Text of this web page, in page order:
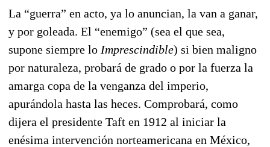
La “guerra” en acto, ya lo anuncian, la van a ganar,
y por goleada. El “enemigo” (sea el que sea,
supone siempre lo Imprescindible) si bien maligno
por naturaleza, probará de grado o por la fuerza la
amarga copa de la venganza del imperio,
apurándola hasta las heces. Comprobará, como
dijera el presidente Taft en 1912 al iniciar la
enésima intervención norteamericana en México,